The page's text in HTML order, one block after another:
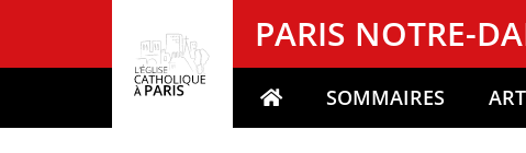
PARIS NOTRE-
Votre rechercheSOMMAIRES